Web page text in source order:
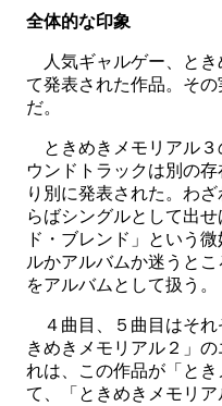
全体的な印象
人気ギャルゲー、とき
て発表された作品。そ
だ。
ときめきメモリアル３
ウンドトラックは別の
り別に発表された。わ
らばシングルとして出
ド・ブレンド」という
ルかアルバムか迷うと
をアルバムとして扱う。
４曲目、５曲目はそれ
きめきメモリアル２」
れは、この作品が「と
て、「ときめきメモリ